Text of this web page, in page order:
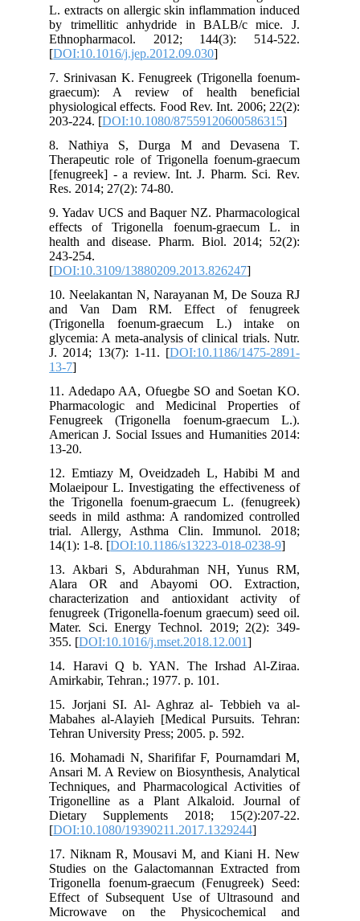
L. extracts on allergic skin inflammation induced
by trimellitic anhydride in BALB/c mice. J.
Ethnopharmacol. 2012; 144(3): 514-522.
[DOI:10.1016/j.jep.2012.09.030
7. Srinivasan K. Fenugreek (Trigonella foenum-
graecum): A review of health beneficial
physiological effects. Food Rev. Int. 2006; 22(2):
203-224. [DOI:10.1080/87559120600586315
8. Nathiya S, Durga M and Devasena T.
Therapeutic role of Trigonella foenum-graecum
[fenugreek] - a review. Int. J. Pharm. Sci. Rev.
Res. 2014; 27(2): 74-80.
9. Yadav UCS and Baquer NZ. Pharmacological
effects of Trigonella foenum-graecum L. in
health and disease. Pharm. Biol. 2014; 52(2):
243-254.
[DOI:10.3109/13880209.2013.826247
10. Neelakantan N, Narayanan M, De Souza RJ
and Van Dam RM. Effect of fenugreek
(Trigonella foenum-graecum L.) intake on
glycemia: A meta-analysis of clinical trials. Nutr.
J. 2014; 13(7): 1-11. [DOI:10.1186/1475-2891-
13-7
11. Adedapo AA, Ofuegbe SO and Soetan KO.
Pharmacologic and Medicinal Properties of
Fenugreek (Trigonella foenum-graecum L.).
American J. Social Issues and Humanities 2014:
13-20.
12. Emtiazy M, Oveidzadeh L, Habibi M and
Molaeipour L. Investigating the effectiveness of
the Trigonella foenum-graecum L. (fenugreek)
seeds in mild asthma: A randomized controlled
trial. Allergy, Asthma Clin. Immunol. 2018;
14(1): 1-8. [DOI:10.1186/s13223-018-0238-9
13. Akbari S, Abdurahman NH, Yunus RM,
Alara OR and Abayomi OO. Extraction,
characterization and antioxidant activity of
fenugreek (Trigonella-foenum graecum) seed oil.
Mater. Sci. Energy Technol. 2019; 2(2): 349-
355. [DOI:10.1016/j.mset.2018.12.001
14. Haravi Q b. YAN. The Irshad Al-Ziraa.
Amirkabir, Tehran.; 1977. p. 101.
15. Jorjani SI. Al- Aghraz al- Tebbieh va al-
Mabahes al-Alayieh [Medical Pursuits. Tehran:
Tehran University Press; 2005. p. 592.
16. Mohamadi N, Sharififar F, Pournamdari M,
Ansari M. A Review on Biosynthesis, Analytical
Techniques, and Pharmacological Activities of
Trigonelline as a Plant Alkaloid. Journal of
Dietary Supplements 2018; 15(2):207-22.
[DOI:10.1080/19390211.2017.1329244
17. Niknam R, Mousavi M, and Kiani H. New
Studies on the Galactomannan Extracted from
Trigonella foenum-graecum (Fenugreek) Seed:
Effect of Subsequent Use of Ultrasound and
Microwave on the Physicochemical and